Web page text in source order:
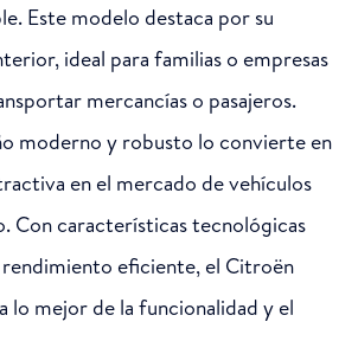
Este modelo destaca por su
ideal para familias o empresas
mercancías o pasajeros.
moderno y robusto lo convierte en
en el mercado de vehículos
Con características tecnológicas
rendimiento eficiente, el Citroën
lo mejor de la funcionalidad y el